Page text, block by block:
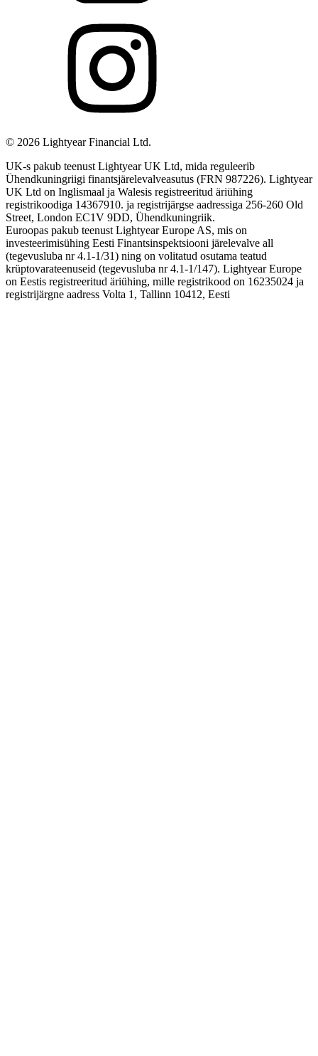
© 2026 Lightyear Financial Ltd.
UK-s pakub teenust Lightyear UK Ltd, mida reguleerib
Ühendkuningriigi finantsjärelevalveasutus (FRN 987226). Lightyear
UK Ltd on Inglismaal ja Walesis registreeritud äriühing
registrikoodiga 14367910. ja registrijärgse aadressiga 256-260 Old
Street, London EC1V 9DD, Ühendkuningriik.
Euroopas pakub teenust Lightyear Europe AS, mis on
investeerimisühing Eesti Finantsinspektsiooni järelevalve all
(tegevusluba nr 4.1-1/31) ning on volitatud osutama teatud
krüptovarateenuseid (tegevusluba nr 4.1-1/147). Lightyear Europe
on Eestis registreeritud äriühing, mille registrikood on 16235024 ja
registrijärgne aadress Volta 1, Tallinn 10412, Eesti